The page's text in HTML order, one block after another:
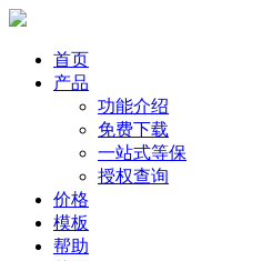
首页
产品
功能介绍
免费下载
一站式等保
授权查询
价格
模板
帮助